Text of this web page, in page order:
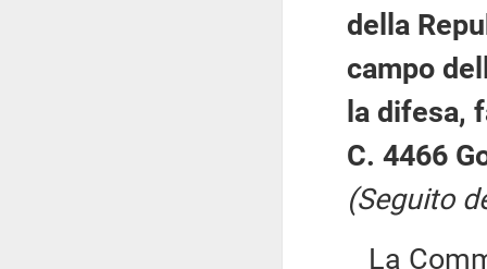
della
campo
la difesa,
C. 4466
(Seguito
La